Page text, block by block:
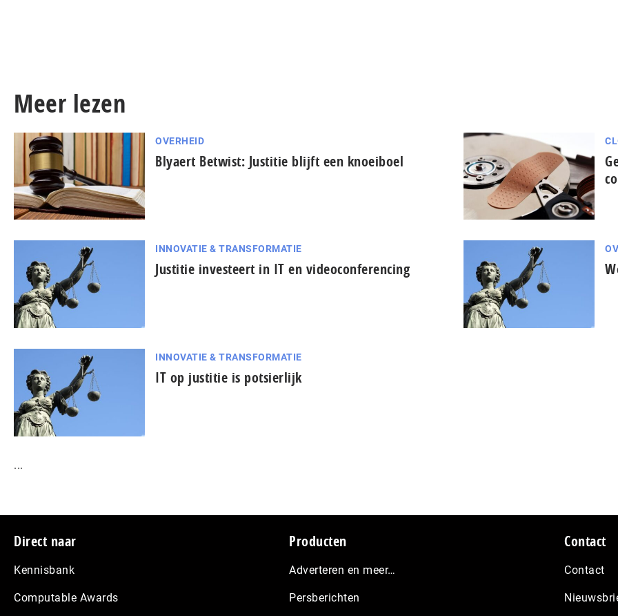
Meer lezen
OVERHEID
Blyaert Betwist: Justitie blijft een knoeiboel
INNOVATIE & TRANSFORMATIE
Justitie investeert in IT en videoconferencing
INNOVATIE & TRANSFORMATIE
IT op justitie is potsierlijk
...
Footer
Direct naar
Kennisbank
Computable Awards
Producten
Adverteren en meer…
Persberichten
Contact
Contact